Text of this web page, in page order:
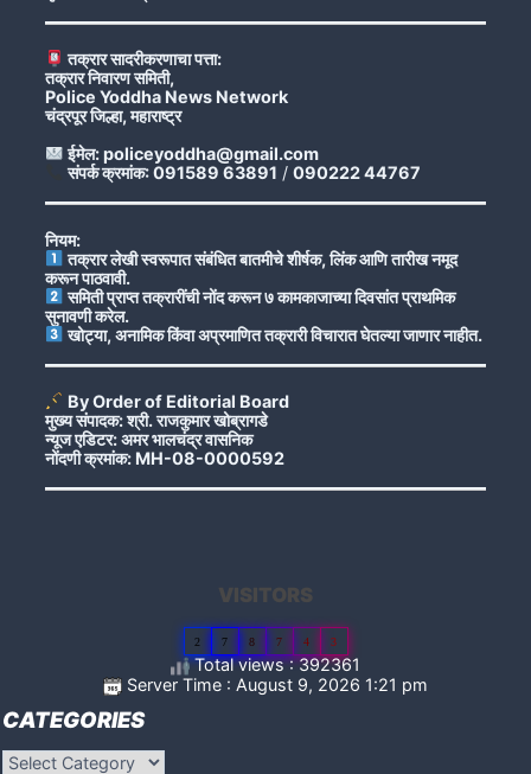
तक्रार सादरीकरणाचा पत्ता:
तक्रार निवारण समिती,
Police Yoddha News Network
चंद्रपूर जिल्हा, महाराष्ट्र
ईमेल: policeyoddha@gmail.com
संपर्क क्रमांक: 091589 63891 / 090222 44767
नियम:
तक्रार लेखी स्वरूपात संबंधित बातमीचे शीर्षक, लिंक आणि तारीख नमूद
करून पाठवावी.
समिती प्राप्त तक्रारींची नोंद करून ७ कामकाजाच्या दिवसांत प्राथमिक
सुनावणी करेल.
खोट्या, अनामिक किंवा अप्रमाणित तक्रारी विचारात घेतल्या जाणार नाहीत.
By Order of Editorial Board
मुख्य संपादक: श्री. राजकुमार खोब्रागडे
न्यूज एडिटर: अमर भालचंद्र वासनिक
नोंदणी क्रमांक: MH-08-0000592
VISITORS
2 7 8 7 4 3
Total views : 392361
Server Time : August 9, 2026 1:21 pm
CATEGORIES
Categories